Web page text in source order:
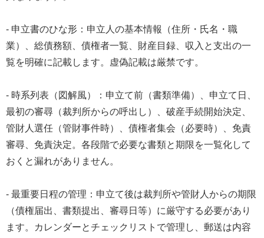
- 申立書のひな形：申立人の基本情報（住所・氏名・職
業）、総債務額、債権者一覧、財産目録、収入と支出の一
覧を明確に記載します。虚偽記載は厳禁です。
- 時系列表（図解風）：申立て前（書類準備）、申立て日、
最初の審尋（裁判所からの呼出し）、破産手続開始決定、
管財人選任（管財事件時）、債権者集会（必要時）、免責
審尋、免責決定。各段階で必要な書類と期限を一覧化して
おくと漏れがありません。
- 最重要日程の管理：申立て後は裁判所や管財人からの期限
（債権届出、書類提出、審尋日等）に厳守する必要があり
ます。カレンダーとチェックリストで管理し、郵送は内容